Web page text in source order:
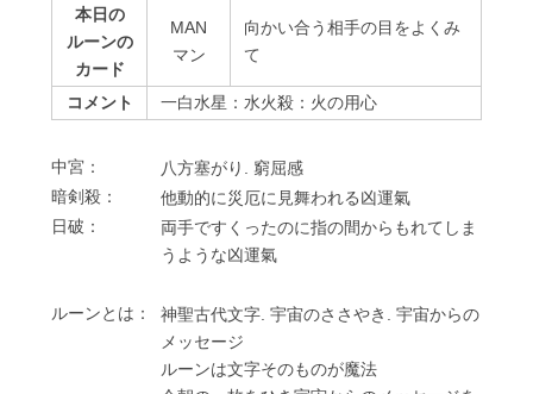
本日の
ルーンの
カード
MAN
マン
向かい合う相手の目をよくみ
て
コメント 一白水星：水火殺：火の用心
中宮：
⼋⽅塞がり. 窮屈感
暗剣殺：
他動的に災厄に⾒舞われる凶運氣
⽇破：
両⼿ですくったのに指の間からもれてしま
うような凶運氣
ルーンとは：
神聖古代⽂字. 宇宙のささやき. 宇宙からの
メッセージ
ルーンは⽂字そのものが魔法